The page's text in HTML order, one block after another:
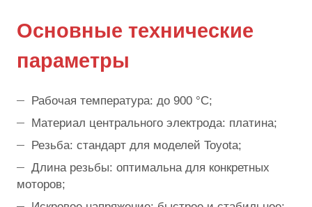
Основные технические
параметры
Рабочая температура: до 900 °C;
Материал центрального электрода: платина;
Резьба: стандарт для моделей Toyota;
Длина резьбы: оптимальна для конкретных
моторов;